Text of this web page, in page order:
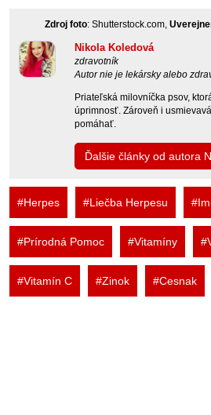
Zdroj foto: Shutterstock.com,
Nikola Koledová
zdravotník
Autor nie je lekársky alebo
Priateľská milovníčka psov,
úprimnosť. Zároveň i
pomáhať.
Ďalšie články od autora
#Herpes #Liečba Herpesu
#Prírodná Pomoc #Vitamíny
#Vitamín C #Zinok #Cesnak